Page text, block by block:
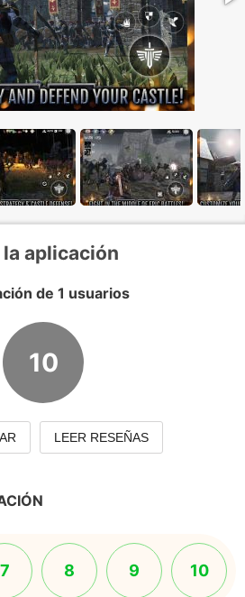
aplicación
de 1 usuarios
10
LEER RESEÑAS
7 8 9 10